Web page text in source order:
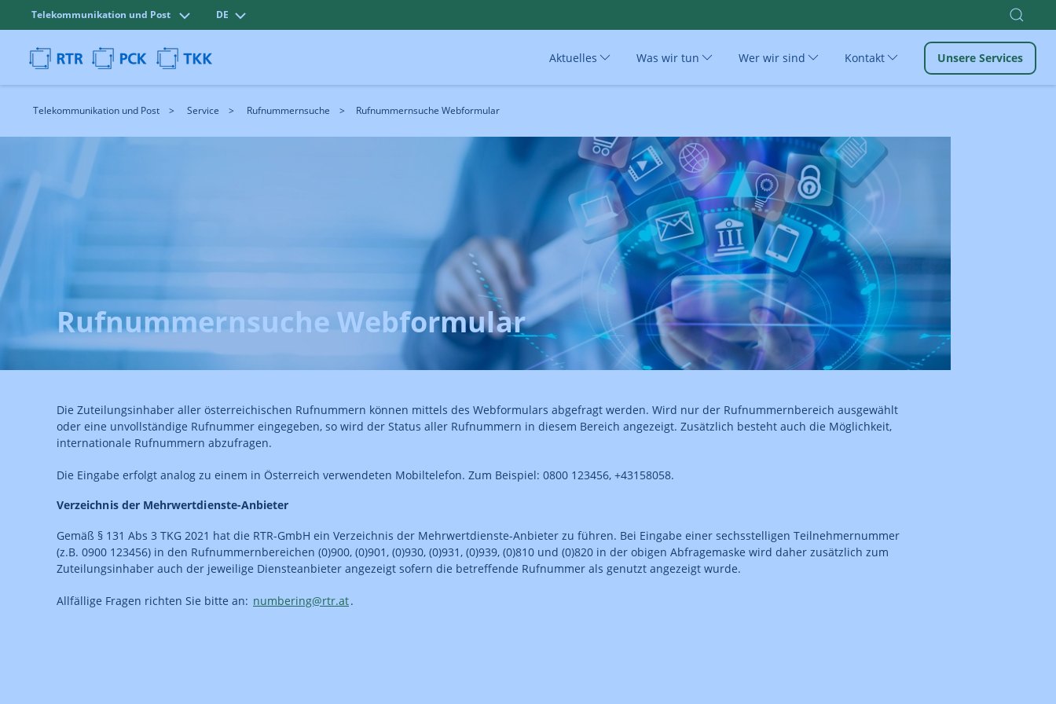
Telekommunikation und Post DE
Aktuelles Was wir tun Wer wir sind Kontakt Unsere Services
Telekommunikation und Post Service Rufnummernsuche Rufnummernsuche Webformular
Rufnummernsuche Webformular
Die Zuteilungsinhaber aller österreichischen Rufnummern können mittels des Webformulars abgefragt werden. Wird nur der Rufnummernbereich ausgewählt
oder eine unvollständige Rufnummer eingegeben, so wird der Status aller Rufnummern in diesem Bereich angezeigt. Zusätzlich besteht auch die Möglichkeit,
internationale Rufnummern abzufragen.
Die Eingabe erfolgt analog zu einem in Österreich verwendeten Mobiltelefon. Zum Beispiel: 0800 123456, +43158058.
Verzeichnis der Mehrwertdienste-Anbieter
Gemäß § 131 Abs 3 TKG 2021 hat die RTR-GmbH ein Verzeichnis der Mehrwertdienste-Anbieter zu führen. Bei Eingabe einer sechsstelligen Teilnehmernummer
(z.B. 0900 123456) in den Rufnummernbereichen (0)900, (0)901, (0)930, (0)931, (0)939, (0)810 und (0)820 in der obigen Abfragemaske wird daher zusätzlich zum
Zuteilungsinhaber auch der jeweilige Diensteanbieter angezeigt sofern die betreffende Rufnummer als genutzt angezeigt wurde.
Allfällige Fragen richten Sie bitte an: numbering@rtr.at.